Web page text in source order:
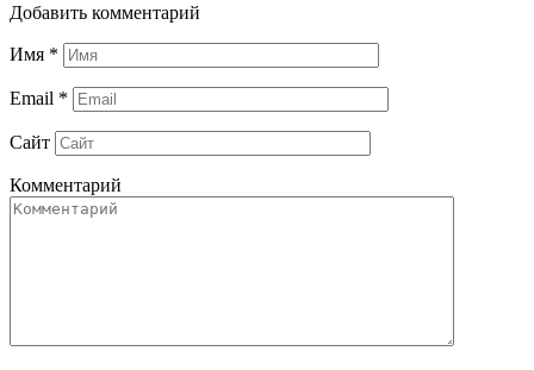
Добавить комментарий
Имя *
Email *
Сайт
Комментарий